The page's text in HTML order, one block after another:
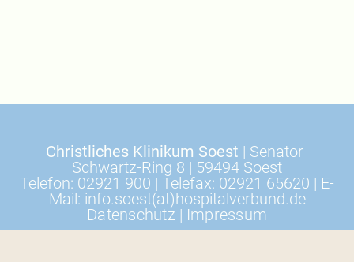
Christliches Klinikum Soest | Senator-
Schwartz-Ring 8 | 59494 Soest
Telefon: 02921 900 | Telefax: 02921 65620 | E-
Mail: info.soest(at)hospitalverbund.de
Datenschutz | Impressum